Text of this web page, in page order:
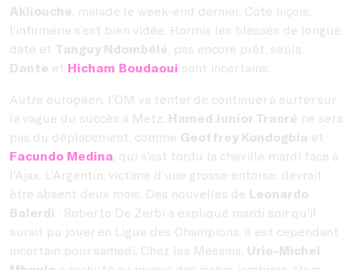
Akliouche, malade le week-end dernier. Côté niçois,
l’infirmerie s’est bien vidée. Hormis les blessés de longue
date et Tanguy Ndombélé, pas encore prêt, seuls
Dante et Hicham Boudaoui sont incertains.
Autre européen, l’OM va tenter de continuer à surfer sur
la vague du succès à Metz. Hamed Junior Traoré ne sera
pas du déplacement, comme Geoffrey Kondogbia et
Facundo Medina, qui s’est tordu la cheville mardi face à
l’Ajax. L’Argentin, victime d’une grosse entorse, devrait
être absent deux mois. Des nouvelles de Leonardo
Balerdi : Roberto De Zerbi a expliqué mardi soir qu’il
aurait pu jouer en Ligue des Champions, il est cependant
incertain pour samedi. Chez les Messins, Urie-Michel